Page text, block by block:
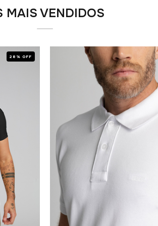
MAIS VENDIDOS
28% OFF